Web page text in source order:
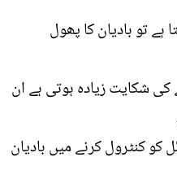
ہے تو بادیان کا پھول
شکایت زیادہ ہوتی ہے ان
کنٹرول کرنے میں بادیان